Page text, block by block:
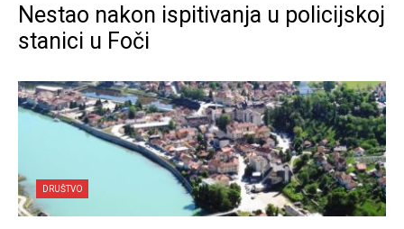
Nestao nakon ispitivanja u policijskoj
stanici u Foči
DRUŠTVO